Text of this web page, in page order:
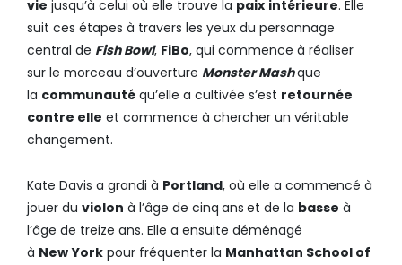
vie jusqu’à celui où elle trouve la paix intérieure. Elle
suit ces étapes à travers les yeux du personnage
central de Fish Bowl, FiBo, qui commence à réaliser
sur le morceau d’ouverture Monster Mashque
la communauté qu’elle a cultivée s’est retournée
contre elle et commence à chercher un véritable
changement.
Kate Davis a grandi à Portland, où elle a commencé à
jouer du violon à l’âge de cinq ans et de la basse à
l’âge de treize ans. Elle a ensuite déménagé
à New York pour fréquenter la Manhattan School of